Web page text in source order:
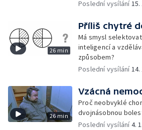
Poslední vysílání15.
26 min
Příliš chytré
Má smysl
inteligencí a
způsobem?
Poslední vysílání14.
26 min
Vzácná
Proč neobvyklé
dvojnásobnou
Poslední vysílání4.